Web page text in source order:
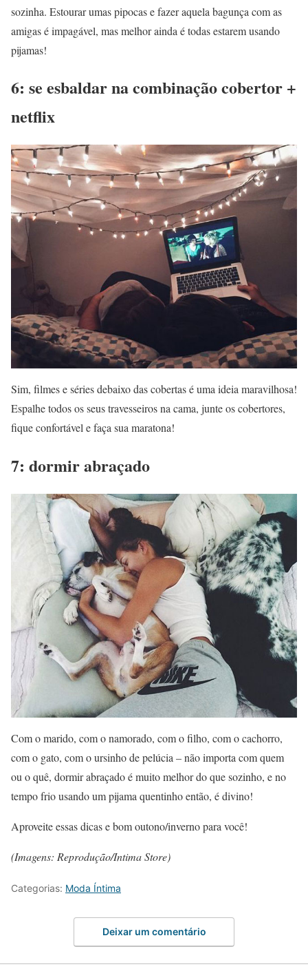
sozinha. Estourar umas pipocas e fazer aquela bagunça com as
amigas é impagável, mas melhor ainda é todas estarem usando
pijamas!
6: se esbaldar na combinação cobertor +
netflix
Sim, filmes e séries debaixo das cobertas é uma ideia maravilhosa!
Espalhe todos os seus travesseiros na cama, junte os cobertores,
fique confortável e faça sua maratona!
7: dormir abraçado
Com o marido, com o namorado, com o filho, com o cachorro,
com o gato, com o ursinho de pelúcia – não importa com quem
ou o quê, dormir abraçado é muito melhor do que sozinho, e no
tempo frio usando um pijama quentinho então, é divino!
Aproveite essas dicas e bom outono/inverno para você!
(Imagens: Reprodução/Intima Store)
Categorias: Moda Íntima
Deixar um comentário